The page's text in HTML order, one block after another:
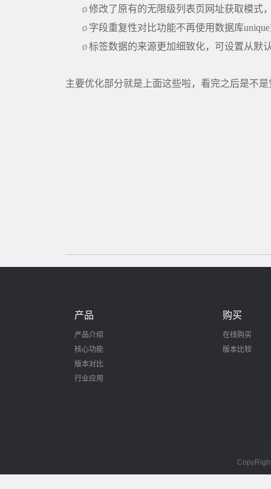
Ø 修改了原有的无限级列表页网址获取模式
Ø 字段重复性对比功能不再使用数据库unique
Ø 标签数据的来源更加细致化，可设置从默
主要优化部分就是上面这些啦，看完之后是不是
产品
产品介绍
核心功能
版本对比
行业应用
购买
在线购买
版本比较